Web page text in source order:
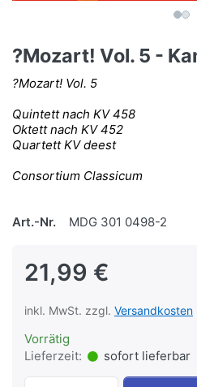
?Mozart! Vol. 5 -
?Mozart! Vol. 5
Quintett nach KV 458
Oktett nach KV 452
Quartett KV deest
Consortium Classicum
Art.-Nr. MDG 301 0498-2
21,99 €
inkl. MwSt. zzgl. Versandkosten
Vorrätig
Lieferzeit:
sofort lieferbar